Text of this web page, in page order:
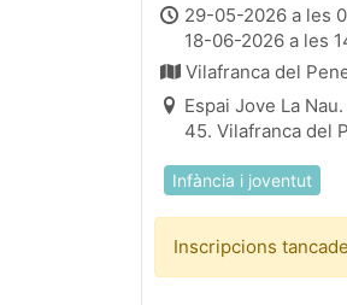
29-05-2026 a les
18-06-2026 a les
Vilafranca del
Espai Jove La
45. Vilafranca del
Infància i joventut
Inscripcions